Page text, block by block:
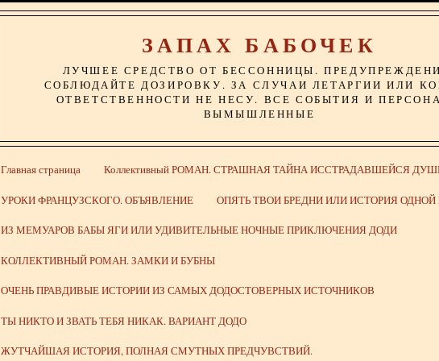
ЗАПАХ БАБОЧЕК
ЛУЧШЕЕ СРЕДСТВО ОТ БЕССОННИЦЫ.
СОБЛЮДАЙТЕ ДОЗИРОВКУ. ЗА СЛУЧАИ ЛЕТАРГИИ ИЛИ
ОТВЕТСТВЕННОСТИ НЕ НЕСУ. ВСЕ СОБЫТИЯ И
ВЫМЫШЛЕННЫЕ
Главная страница Коллективный РОМАН. СТРАШНАЯ ТАЙНА ИССТРАДАВШЕЙСЯ
УРОКИ ФРАНЦУЗСКОГО. ОБЪЯВЛЕНИЕ ОПЯТЬ ТВОИ БРЕДНИ ИЛИ ИСТОРИЯ
ИЗ МЕМУАРОВ БАБЫ ЯГИ ИЛИ УДИВИТЕЛЬНЫЕ НОЧНЫЕ ПРИКЛЮЧЕНИЯ ДОДИ
КОЛЛЕКТИВНЫЙ РОМАН. ЗАМКИ И БУБНЫ
ОЧЕНЬ ПРАВДИВЫЕ ИСТОРИИ ИЗ САМЫХ ДОДОСТОВЕРНЫХ ИСТОЧНИКОВ
ТЫ НИКТО И ЗВАТЬ ТЕБЯ НИКАК. ВАРИАНТ ДОДО
ЖУТЧАЙШАЯ ИСТОРИЯ, ПОЛНАЯ СМУТНЫХ ПРЕДЧУВСТВИЙ.